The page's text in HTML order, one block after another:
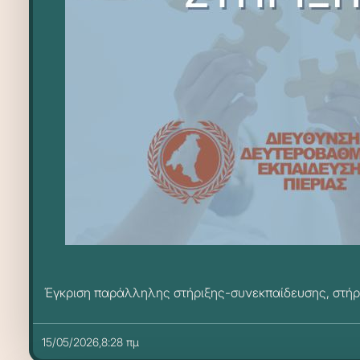
Έγκριση παράλληλης στήριξης-συνεκπαίδευσης,
15/05/2026,8:28 πμ